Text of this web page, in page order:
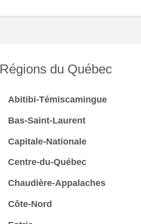
Régions du Québec
Abitibi-Témiscamingue
Bas-Saint-Laurent
Capitale-Nationale
Centre-du-Québec
Chaudière-Appalaches
Côte-Nord